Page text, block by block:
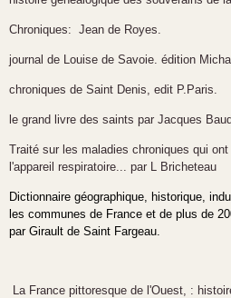
Chroniques: Jean de Royes.
journal de Louise de Savoie. édition
chroniques de Saint Denis, edit P.Paris.
le grand livre des saints par Jacques
Traité sur les maladies chroniques qui
l'appareil respiratoire... par L Bricheteau
Dictionnaire géographique, historique,
les communes de France et de plus de
par Girault de Saint Fargeau.
La France pittoresque de l'Ouest, :